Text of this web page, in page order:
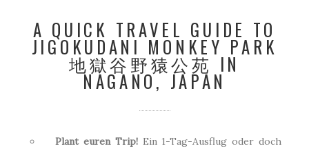
A QUICK TRAVEL GUIDE TO
JIGOKUDANI MONKEY PARK
地獄谷野猿公苑 IN
NAGANO, JAPAN
Plant euren Trip!Ein 1-Tag-Ausflug oder doch